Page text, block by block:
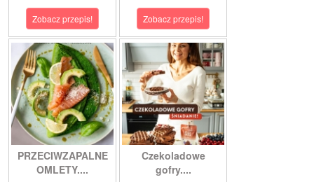
Zobacz przepis! Zobacz przepis!
PRZECIWZAPALNE
OMLETY....
Czekoladowe
gofry....